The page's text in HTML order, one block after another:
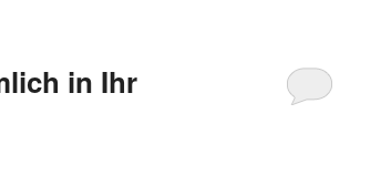
in Ihr